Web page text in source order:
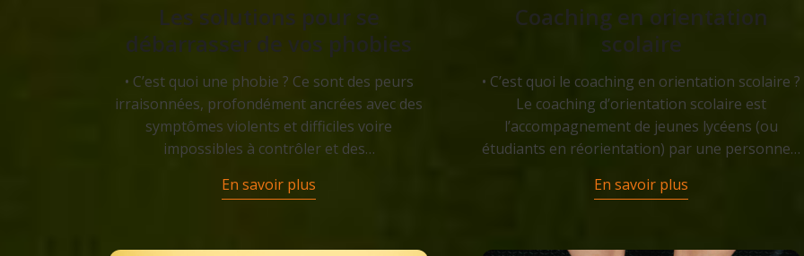
Les solutions pour se
débarrasser de vos phobies
• C’est quoi une phobie ? Ce sont des peurs
irraisonnées, profondément ancrées avec des
symptômes violents et difficiles voire
impossibles à contrôler et des…
En savoir plus
Coaching en orientation
scolaire
• C’est quoi le coaching en orientation scolaire ?
Le coaching d’orientation scolaire est
l’accompagnement de jeunes lycéens (ou
étudiants en réorientation) par une personne…
En savoir plus